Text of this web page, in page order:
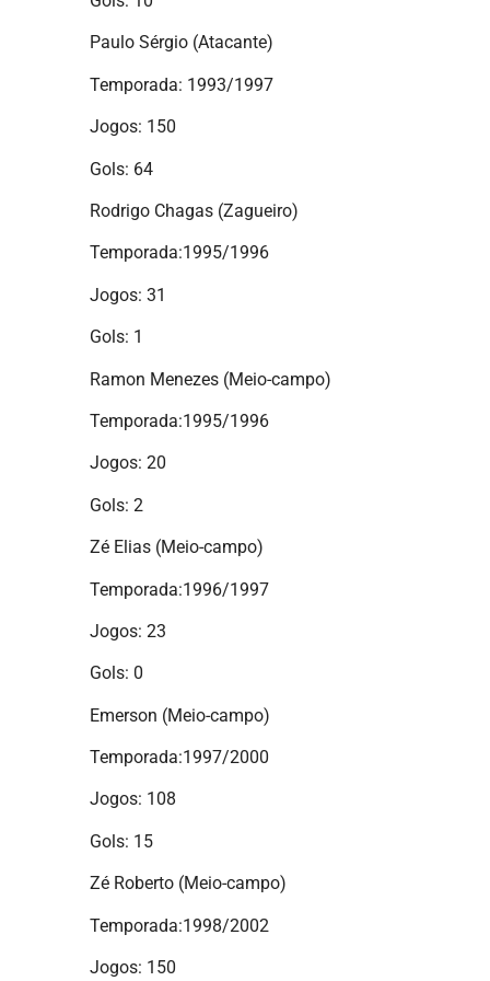
Paulo Sérgio (Atacante)
Temporada: 1993/1997
Jogos: 150
Gols: 64
Rodrigo Chagas (Zagueiro)
Temporada:1995/1996
Jogos: 31
Gols: 1
Ramon Menezes (Meio-campo)
Temporada:1995/1996
Jogos: 20
Gols: 2
Zé Elias (Meio-campo)
Temporada:1996/1997
Jogos: 23
Gols: 0
Emerson (Meio-campo)
Temporada:1997/2000
Jogos: 108
Gols: 15
Zé Roberto (Meio-campo)
Temporada:1998/2002
Jogos: 150